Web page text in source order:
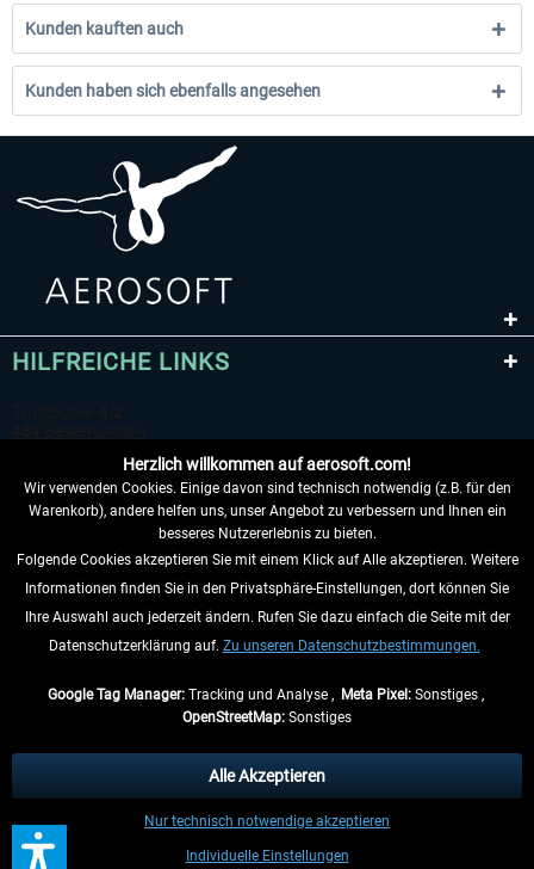
Kunden kauften auch
Kunden haben sich ebenfalls angesehen
HILFREICHE LINKS
VERTRAG WIDERRUFEN
INFORMATIONEN
anders beschrieben.
** Gilt für Lieferungen innerhalb Deutschlands, Lieferzeiten für andere Länder
entnehmen Sie bitte denVersandinformationen
Herzlich willkommen auf aerosoft.com!
Wir verwenden Cookies. Einige davon sind technisch notwendig (z.B. für den
Warenkorb), andere helfen uns, unser Angebot zu verbessern und Ihnen ein
besseres Nutzererlebnis zu bieten.
Folgende Cookies akzeptieren Sie mit einem Klick auf Alle akzeptieren. Weitere
Informationen finden Sie in den Privatsphäre-Einstellungen, dort können Sie
Ihre Auswahl auch jederzeit ändern. Rufen Sie dazu einfach die Seite mit der
Datenschutzerklärung auf. Zu unseren Datenschutzbestimmungen.
Google Tag Manager:Tracking und Analyse , Meta Pixel:Sonstiges ,
OpenStreetMap: Sonstiges
Individuelle Einstellungen
Nur technisch notwendige akzeptieren
Alle Akzeptieren